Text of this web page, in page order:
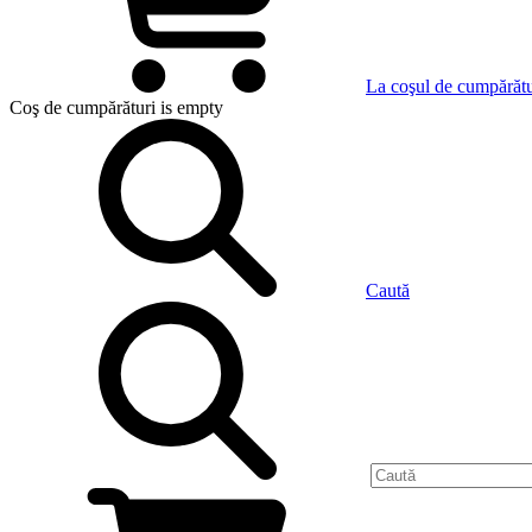
La coşul de
Coş de cumpărături is empty
Caută